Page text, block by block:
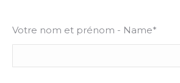
Votre nom et prénom - Name*